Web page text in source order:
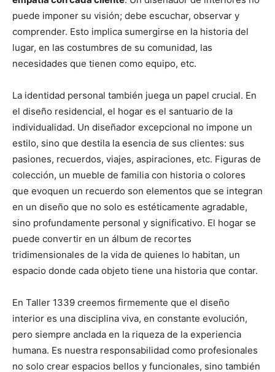
puede imponer su visión; debe escuchar, observar y
comprender. Esto implica sumergirse en la historia del
lugar, en las costumbres de su comunidad, las
necesidades que tienen como equipo, etc.
La identidad personal también juega un papel crucial. En
el diseño residencial, el hogar es el santuario de la
individualidad. Un diseñador excepcional no impone un
estilo, sino que destila la esencia de sus clientes: sus
pasiones, recuerdos, viajes, aspiraciones, etc. Figuras de
colección, un mueble de familia con historia o colores
que evoquen un recuerdo son elementos que se integran
en un diseño que no solo es estéticamente agradable,
sino profundamente personal y significativo. El hogar se
puede convertir en un álbum de recortes
tridimensionales de la vida de quienes lo habitan, un
espacio donde cada objeto tiene una historia que contar.
En Taller 1339 creemos firmemente que el diseño
interior es una disciplina viva, en constante evolución,
pero siempre anclada en la riqueza de la experiencia
humana. Es nuestra responsabilidad como profesionales
no solo crear espacios bellos y funcionales, sino también